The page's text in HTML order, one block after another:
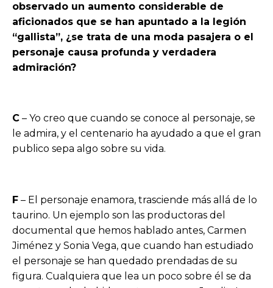
observado un aumento considerable de
aficionados que se han apuntado a la legión
“gallista”, ¿se trata de una moda pasajera o el
personaje causa profunda y verdadera
admiración?
C – Yo creo que cuando se conoce al personaje, se
le admira, y el centenario ha ayudado a que el gran
publico sepa algo sobre su vida.
F – El personaje enamora, trasciende más allá de lo
taurino. Un ejemplo son las productoras del
documental que hemos hablado antes, Carmen
Jiménez y Sonia Vega, que cuando han estudiado
el personaje se han quedado prendadas de su
figura. Cualquiera que lea un poco sobre él se da